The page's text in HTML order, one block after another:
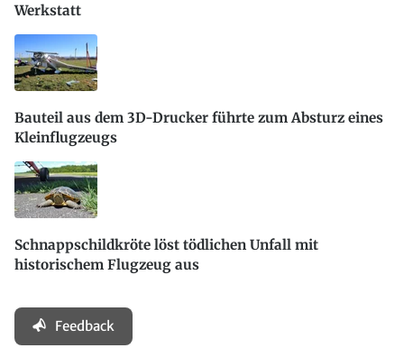
Werkstatt
Bauteil aus dem 3D-Drucker führte zum Absturz eines
Kleinflugzeugs
Schnappschildkröte löst tödlichen Unfall mit
historischem Flugzeug aus
Feedback